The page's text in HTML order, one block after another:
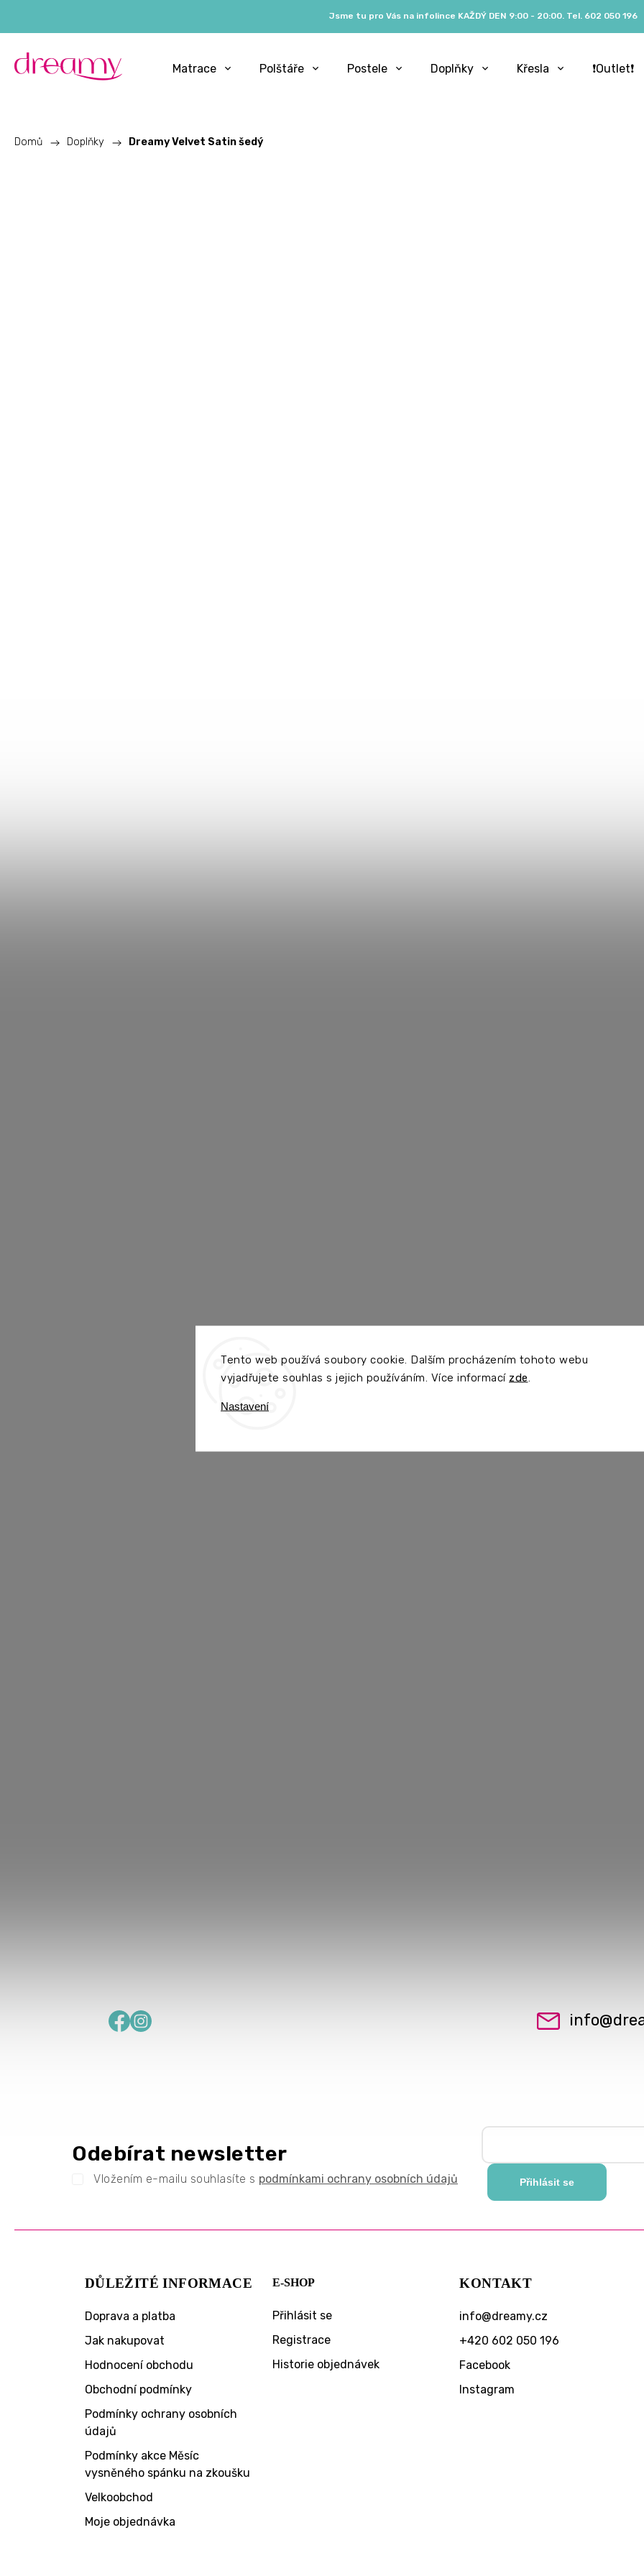
Tento web používá soubory cookie. Dalším procházením tohoto webu
vyjadřujete souhlas s jejich používáním. Více informací zde
Nastavení
Jsme tu pro Vás na infolince KAŽDÝ DEN 9:00 - 20:00. Tel. 602 050 196
Matrace Polštáře Postele Doplňky Křesla ❗️Outlet❗️
Domů / Doplňky / Dreamy Velvet Satin šedý
FacebookInstagram info@
DŮLEŽITÉ INFORMACE
Doprava a platba
Jak nakupovat
Hodnocení obchodu
Obchodní podmínky
Podmínky ochrany osobních
údajů
Podmínky akce Měsíc
vysněného spánku na zkoušku
Velkoobchod
Moje objednávka
E-SHOP
Přihlásit se
Registrace
Historie objednávek
KONTAKT
info@dreamy.cz
+420 602 050 196
Facebook
Instagram
Odebírat newsletter
Vložením e-mailu souhlasíte s podmínkami ochrany osobních údajů Přihlásit se